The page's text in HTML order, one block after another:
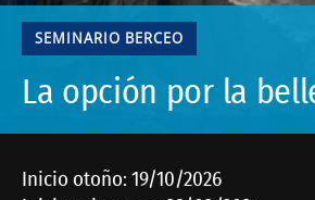
SEMINARIO BERCEO
La opción por la
Inicio otoño: 19/10/2026